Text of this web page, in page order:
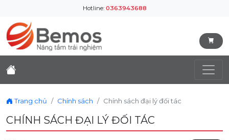
Hotline: 0363943688
Trang chủ Chính sách Chính sách đại lý đối tác
CHÍNH SÁCH ĐẠI LÝ ĐỐI TÁC